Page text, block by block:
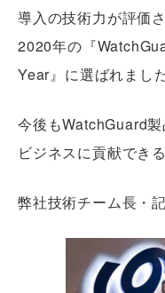
導入の技術力が評価
2020年の『
Year』に選ばれました
今後もWatchGuard
ビジネスに貢献でき
弊社技術チーム長・